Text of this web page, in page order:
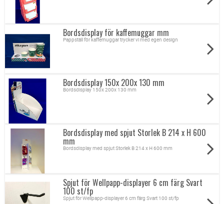
Bordsdisplay för kaffemuggar mm
Pappställ för kaffemuggar trycker vi med egen design
Bordsdisplay 150x 200x 130 mm
Bordsdisplay 150x 200x 130 mm
Bordsdisplay med spjut Storlek B 214 x H 600
mm
Bordsdisplay med spjut Storlek B 214 x H 600 mm
Spjut för Wellpapp-displayer 6 cm färg Svart
100 st/fp
Spjut för Wellpapp-displayer 6 cm färg Svart 100 st/fp